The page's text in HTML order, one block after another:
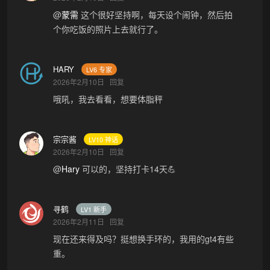
@蒙需 这个很好坚持啊，每天设个闹钟，然后拍
个你吃饭的照片上去就行了。
HARY LV6 专家
2026年2月10日 回复
哦吼，我去看看，想要体脂秤
宗宗酱 LV10 神话
2026年2月10日 回复
@Hary 可以的，坚持打卡14天💪
寻鹤 LV1 新手
2026年2月11日 回复
现在还来得及吗？挺想换手环的，我用的gt4有些
重。